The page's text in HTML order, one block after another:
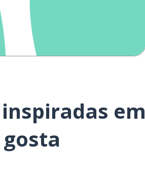
no entanto
casamento
em